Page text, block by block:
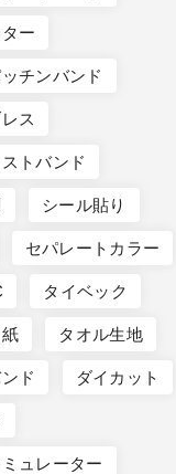
ー
チンバンド
ス
トバンド
シール貼り
セパレートカラー
タイベック
タオル生地
ド ダイカット
ュレーター